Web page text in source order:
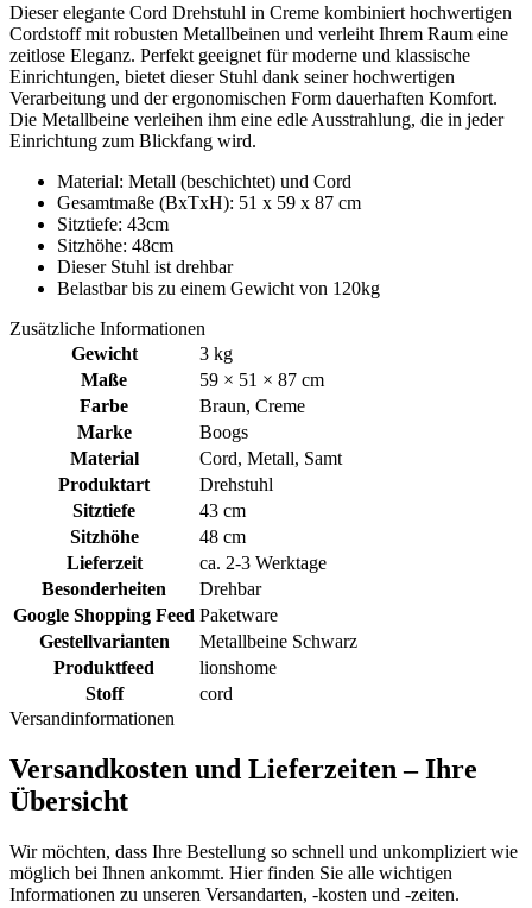
Dieser elegante Cord Drehstuhl in Creme kombiniert hochwertigen
Cordstoff mit robusten Metallbeinen und verleiht Ihrem Raum eine
zeitlose Eleganz. Perfekt geeignet für moderne und klassische
Einrichtungen, bietet dieser Stuhl dank seiner hochwertigen
Verarbeitung und der ergonomischen Form dauerhaften Komfort.
Die Metallbeine verleihen ihm eine edle Ausstrahlung, die in jeder
Einrichtung zum Blickfang wird.
Material: Metall (beschichtet) und Cord
Gesamtmaße (BxTxH): 51 x 59 x 87 cm
Sitztiefe: 43cm
Sitzhöhe: 48cm
Dieser Stuhl ist drehbar
Belastbar bis zu einem Gewicht von 120kg
Zusätzliche Informationen
Gewicht
3 kg
Maße
59 × 51 × 87 cm
Farbe
Braun, Creme
Marke
Boogs
Material
Cord, Metall, Samt
Produktart
Drehstuhl
Sitztiefe
43 cm
Sitzhöhe
48 cm
Lieferzeit
ca. 2-3 Werktage
Besonderheiten
Drehbar
Google Shopping Feed Paketware
Gestellvarianten
Metallbeine Schwarz
Produktfeed
lionshome
Stoff
cord
Versandinformationen
Versandkosten und Lieferzeiten – Ihre
Übersicht
Wir möchten, dass Ihre Bestellung so schnell und unkompliziert wie
möglich bei Ihnen ankommt. Hier finden Sie alle wichtigen
Informationen zu unseren Versandarten, -kosten und -zeiten.